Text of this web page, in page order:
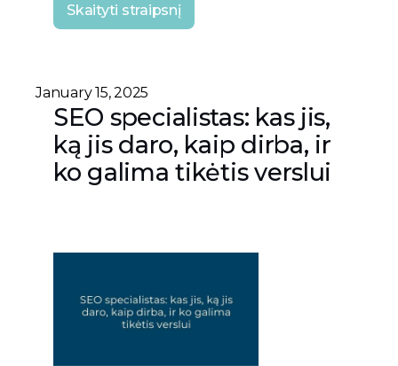
Skaityti straipsnį
January 15, 2025
SEO specialistas: kas jis,
ką jis daro, kaip dirba, ir
ko galima tikėtis verslui